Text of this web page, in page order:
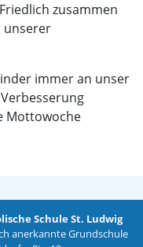
zusammen
unserer
immer an unser
Mottowoche
Schule St. Ludwig
anerkannte Grundschule